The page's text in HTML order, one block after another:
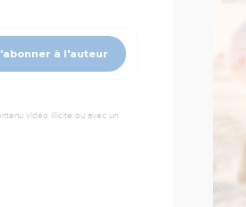
à l'auteur
vidéo illicite ou avec un